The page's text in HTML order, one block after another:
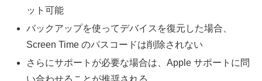
ット可能
バックアップを使ってデバイスを復元した場合、
Screen Time のパスコードは削除されない
さらにサポートが必要な場合は、Apple サポートに問